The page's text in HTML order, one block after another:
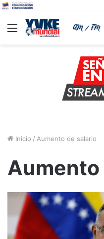
Menu
Inicio / Aumento de salario